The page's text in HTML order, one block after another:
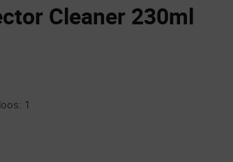
Cleaner 230ml
1